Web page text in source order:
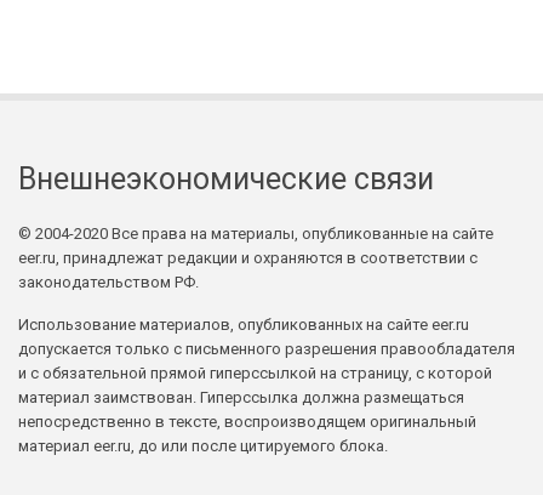
Внешнеэкономические связи
© 2004-2020 Все права на материалы, опубликованные на сайте
eer.ru, принадлежат редакции и охраняются в соответствии с
законодательством РФ.
Использование материалов, опубликованных на сайте eer.ru
допускается только с письменного разрешения правообладателя
и с обязательной прямой гиперссылкой на страницу, с которой
материал заимствован. Гиперссылка должна размещаться
непосредственно в тексте, воспроизводящем оригинальный
материал eer.ru, до или после цитируемого блока.